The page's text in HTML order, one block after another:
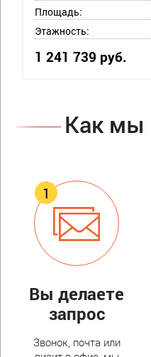
Площадь:
Этажность:
1 241 739 руб.
Как мы
Вы делаете
запрос
Звонок, почта или